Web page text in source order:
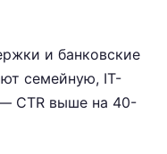
и банковские
семейную, IT-
CTR выше на 40-